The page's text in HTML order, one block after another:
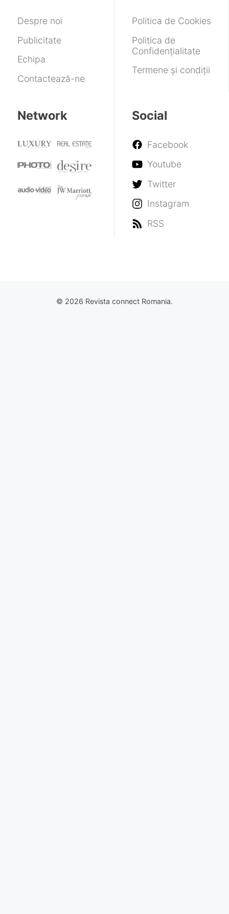
Despre noi
Publicitate
Echipa
Contactează-ne
Politica de Cookies
Politica de
Confidențialitate
Termene și condiții
Network Social
Facebook
Youtube
Twitter
Instagram
RSS
© 2026 Revista connect Romania.